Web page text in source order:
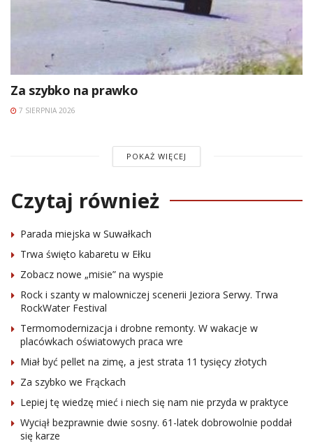
Za szybko na prawko
7 SIERPNIA 2026
POKAŻ WIĘCEJ
Czytaj również
Parada miejska w Suwałkach
Trwa święto kabaretu w Ełku
Zobacz nowe „misie” na wyspie
Rock i szanty w malowniczej scenerii Jeziora Serwy. Trwa
RockWater Festival
Termomodernizacja i drobne remonty. W wakacje w
placówkach oświatowych praca wre
Miał być pellet na zimę, a jest strata 11 tysięcy złotych
Za szybko we Frąckach
Lepiej tę wiedzę mieć i niech się nam nie przyda w praktyce
Wyciął bezprawnie dwie sosny. 61-latek dobrowolnie poddał
się karze